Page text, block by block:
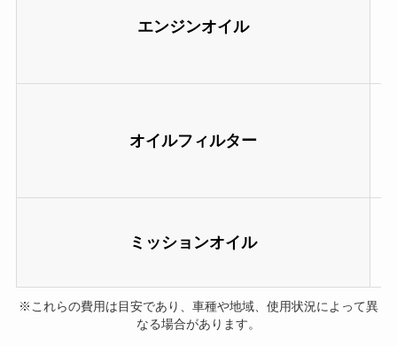
エンジンオイル
オイルフィルター
ミッションオイル
※これらの費用は目安であり、車種や地域、使用状況によって異
なる場合があります。